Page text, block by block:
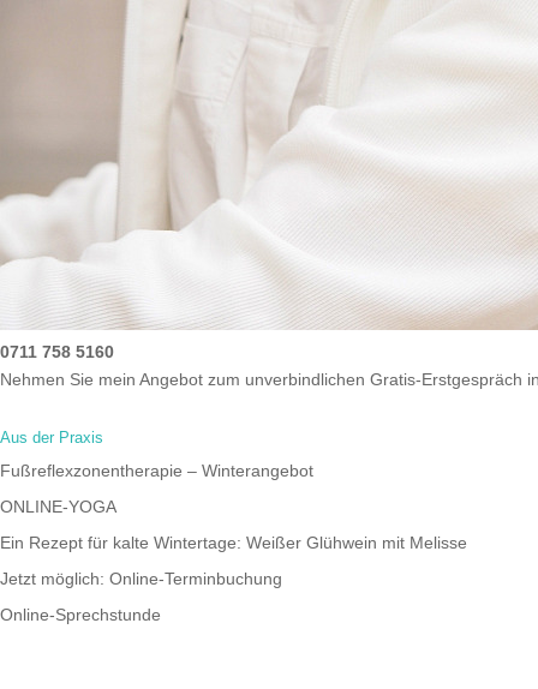
0711 758 5160
Nehmen Sie mein Angebot zum unverbindlichen Gratis-Erstgespräch
Aus der Praxis
Fußreflexzonentherapie – Winterangebot
ONLINE-YOGA
Ein Rezept für kalte Wintertage: Weißer Glühwein mit Melisse
Jetzt möglich: Online-Terminbuchung
Online-Sprechstunde